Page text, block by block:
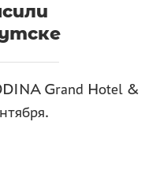
Grand Hotel &